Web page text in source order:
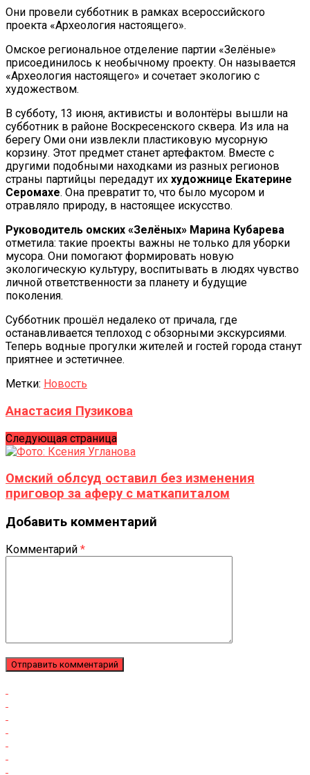
Они провели субботник в рамках всероссийского
проекта «Археология настоящего».
Омское региональное отделение партии «Зелёные»
присоединилось к необычному проекту. Он называется
«Археология настоящего» и сочетает экологию с
художеством.
В субботу, 13 июня, активисты и волонтёры вышли на
субботник в районе Воскресенского сквера. Из ила на
берегу Оми они извлекли пластиковую мусорную
корзину. Этот предмет станет артефактом. Вместе с
другими подобными находками из разных регионов
страны партийцы передадут их художнице Екатерине
Серомахе. Она превратит то, что было мусором и
отравляло природу, в настоящее искусство.
Руководитель омских «Зелёных» Марина Кубарева
отметила: такие проекты важны не только для уборки
мусора. Они помогают формировать новую
экологическую культуру, воспитывать в людях чувство
личной ответственности за планету и будущие
поколения.
Субботник прошёл недалеко от причала, где
останавливается теплоход с обзорными экскурсиями.
Теперь водные прогулки жителей и гостей города станут
приятнее и эстетичнее.
Метки: Новость
Анастасия Пузикова
Следующая страница
Омский облсуд оставил без изменения
приговор за аферу с маткапиталом
Добавить комментарий
Комментарий *